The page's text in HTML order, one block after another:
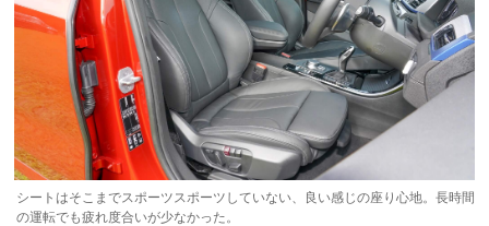
シートはそこまでスポーツスポーツしていない、良い感じの座り心地。長時間
の運転でも疲れ度合いが少なかった。